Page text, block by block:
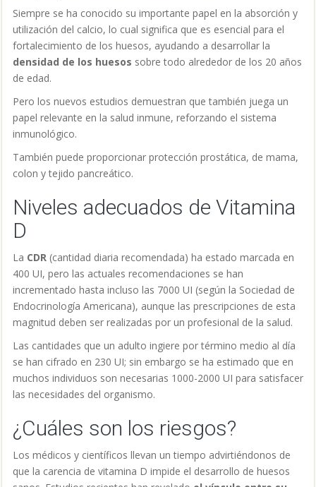
Siempre se ha conocido su importante papel en la absorción y
utilización del calcio, lo cual significa que es esencial para el
fortalecimiento de los huesos, ayudando a desarrollar la
densidad de los huesos sobre todo alrededor de los 20 años
de edad.
Pero los nuevos estudios demuestran que también juega un
papel relevante en la salud inmune, reforzando el sistema
inmunológico.
También puede proporcionar protección prostática, de mama,
colon y tejido pancreático.
Niveles adecuados de Vitamina
D
La CDR (cantidad diaria recomendada) ha estado marcada en
400 UI, pero las actuales recomendaciones se han
incrementado hasta incluso las 7000 UI (según la Sociedad de
Endocrinología Americana), aunque las prescripciones de esta
magnitud deben ser realizadas por un profesional de la salud.
Las cantidades que un adulto ingiere por término medio al día
se han cifrado en 230 UI; sin embargo se ha estimado que en
muchos individuos son necesarias 1000-2000 UI para satisfacer
las necesidades del organismo.
¿Cuáles son los riesgos?
Los médicos y científicos llevan un tiempo advirtiéndonos de
que la carencia de vitamina D impide el desarrollo de huesos